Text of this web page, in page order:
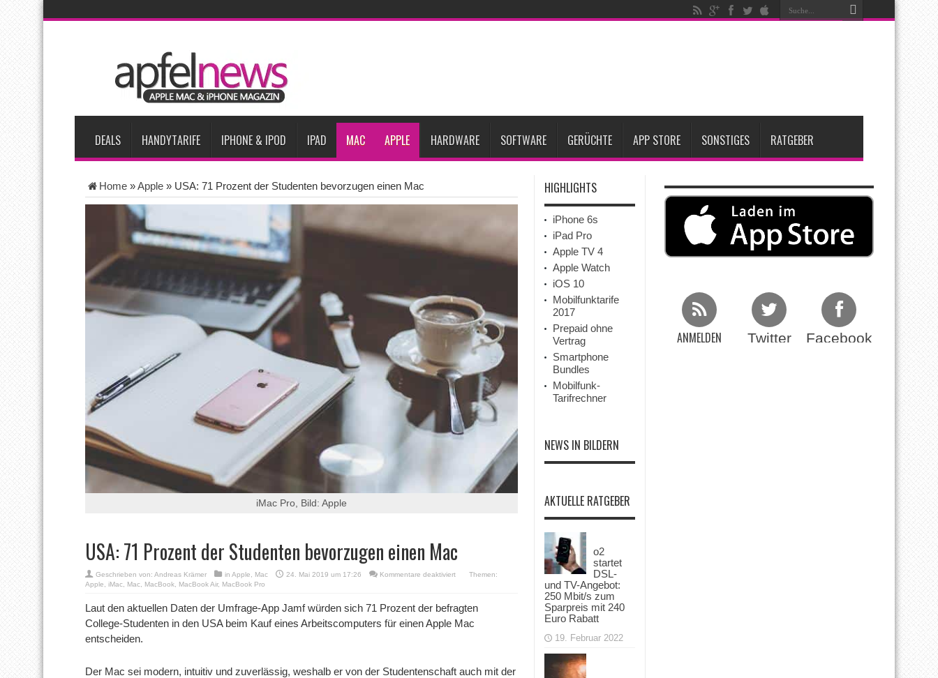
Apple beherrscht 65 Prozent des globalen Premium-Smartphone-Marktes
iPhone 18 Pro zum Marktstart möglicherweise nur begrenzt verfügbar
iPhone Ultra lässt Verkauf faltbarer Smartphones 2026 um 20 Prozent steigen
iPhone 18 Pro: Diese 3 großen Upgrades bringt das Top-Modell Apples Smartbrille könnte das nächste große Gesundheits-Gadget werden Apple übernimmt Softwarefirma PlasmaSolve
DEALS HANDYTARIFE IPHONE & IPOD IPAD MAC APPLE HARDWARE SOFTWARE GERÜCHTE APP STORE SONSTIGES RATGEBER
Home »Apple » USA: 71 Prozent der Studenten bevorzugen einen Mac
iMac Pro, Bild: Apple
USA: 71 Prozent der Studenten bevorzugen einen Mac
Geschrieben von: Andreas Krämer in Apple Mac 24. Mai 2019 um 17:26 Kommentare deaktiviertfür
der
Studenten
Themen:
Apple
iMac Mac MacBook MacBook Air, MacBook Pro
Laut den aktuellen Daten der Umfrage-App Jamf würden sich 71 Prozent der befragten
College-Studenten in den USA beim Kauf eines Arbeitscomputers für einen Apple Mac
entscheiden.
Der Mac sei modern, intuitiv und zuverlässig, weshalb er von der Studentenschaft auch mit der
HIGHLIGHTS
iPhone 6s
iPad Pro
Apple TV 4
Apple Watch
iOS 10
Mobilfunktarife
2017
Prepaid ohne
Vertrag
Smartphone
Bundles
Mobilfunk-
Tarifrechner
NEWS IN BILDERN
AKTUELLE RATGEBER
o2
startet
DSL-
und TV-Angebot:
250 Mbit/s zum
Sparpreis mit 240
Euro Rabatt
19. Februar 2022
ANMELDEN Twitter Facebook